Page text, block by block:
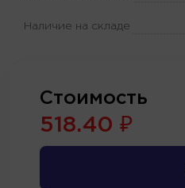
Наличие на складе
Стоимость
518.40 ₽